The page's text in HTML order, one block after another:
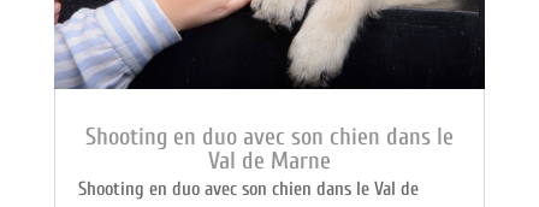
Shooting en duo avec son chien dans le
Val de Marne
Shooting en duo avec son chien dans le Val de